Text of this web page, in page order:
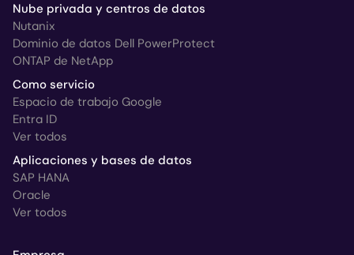
Nube privada y centros de datos
Nutanix
Dominio de datos Dell PowerProtect
ONTAP de NetApp
Como servicio
Espacio de trabajo Google
Entra ID
Ver todos
Aplicaciones y bases de datos
SAP HANA
Oracle
Ver todos